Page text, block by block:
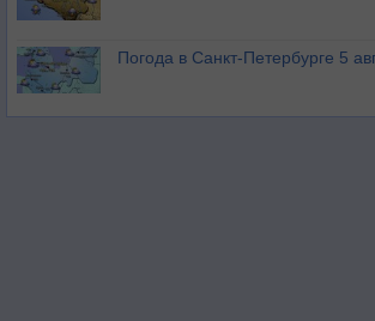
Погода в Санкт-Петербурге 5